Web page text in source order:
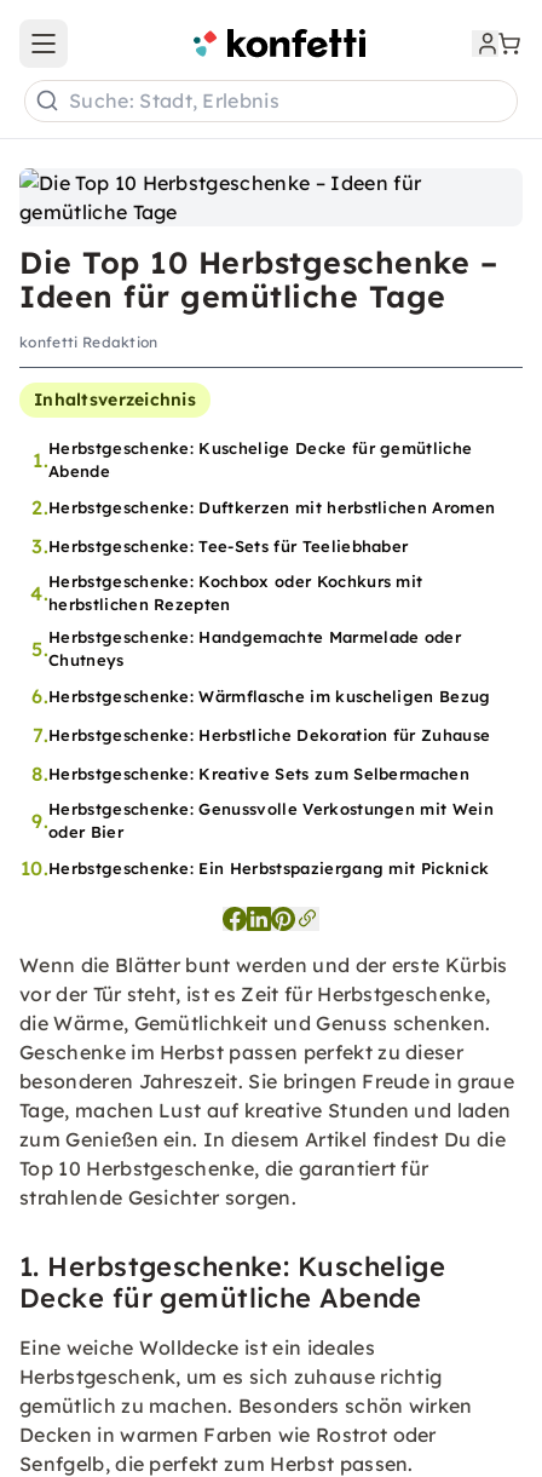
Die Top 10 Herbstgeschenke –
Ideen für gemütliche Tage
konfetti Redaktion
Inhaltsverzeichnis
1.Herbstgeschenke: Kuschelige Decke für gemütliche
Abende
2.Herbstgeschenke: Duftkerzen mit herbstlichen Aromen
3.Herbstgeschenke: Tee-Sets für Teeliebhaber
4.Herbstgeschenke: Kochbox oder Kochkurs mit
herbstlichen Rezepten
5.Herbstgeschenke: Handgemachte Marmelade oder
Chutneys
6.Herbstgeschenke: Wärmflasche im kuscheligen Bezug
7.Herbstgeschenke: Herbstliche Dekoration für Zuhause
8.Herbstgeschenke: Kreative Sets zum Selbermachen
9.Herbstgeschenke: Genussvolle Verkostungen mit Wein
oder Bier
10.Herbstgeschenke: Ein Herbstspaziergang mit Picknick
Wenn die Blätter bunt werden und der erste Kürbis
vor der Tür steht, ist es Zeit für Herbstgeschenke,
die Wärme, Gemütlichkeit und Genuss schenken.
Geschenke im Herbst passen perfekt zu dieser
besonderen Jahreszeit. Sie bringen Freude in graue
Tage, machen Lust auf kreative Stunden und laden
zum Genießen ein. In diesem Artikel findest Du die
Top 10 Herbstgeschenke, die garantiert für
strahlende Gesichter sorgen.
1. Herbstgeschenke: Kuschelige
Decke für gemütliche Abende
Eine weiche Wolldecke ist ein ideales
Herbstgeschenk, um es sich zuhause richtig
gemütlich zu machen. Besonders schön wirken
Decken in warmen Farben wie Rostrot oder
Senfgelb, die perfekt zum Herbst passen.
Open main menu
Suche: Stadt, Erlebnis